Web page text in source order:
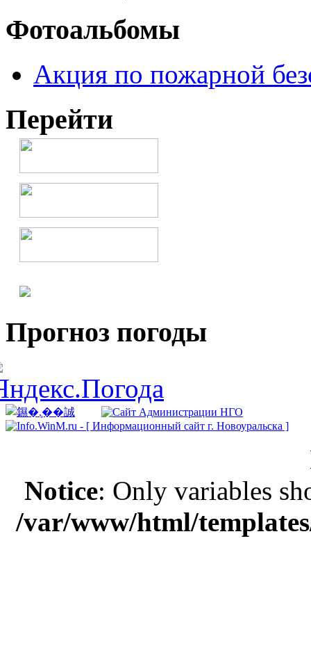
Фотоальбомы
Акция по пожарной
Перейти
Прогноз погоды
Notice: Only variables
/var/www/html/